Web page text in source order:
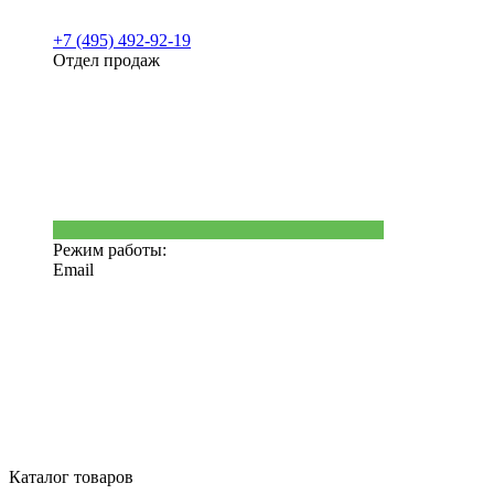
+7 (495) 492-92-19
Отдел продаж
Режим работы:
Email
Каталог товаров